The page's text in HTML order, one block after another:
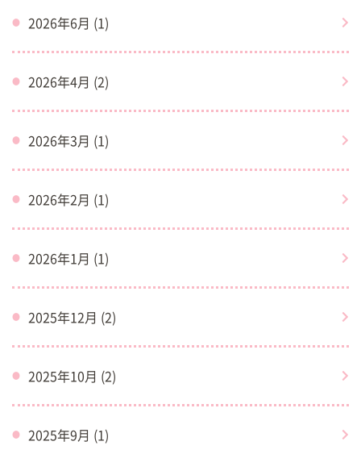
2026年6月 (1)
2026年4月 (2)
2026年3月 (1)
2026年2月 (1)
2026年1月 (1)
2025年12月 (2)
2025年10月 (2)
2025年9月 (1)